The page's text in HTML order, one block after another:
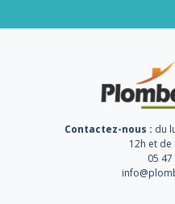
Contactez-nous : du
12h et de
05